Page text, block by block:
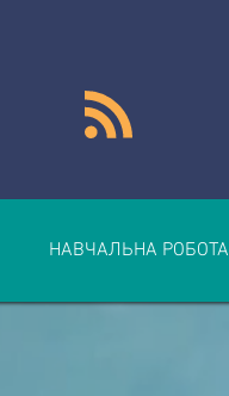
НАВЧАЛЬНА РОБОТА